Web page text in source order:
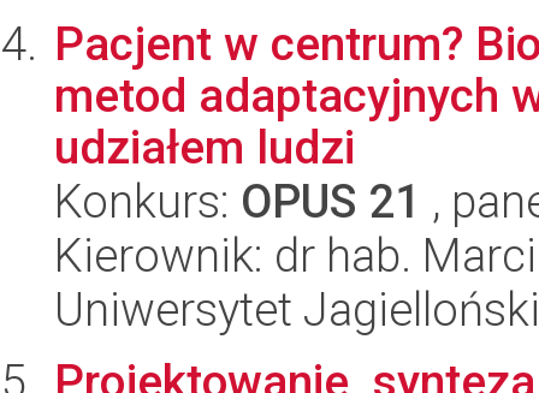
Pacjent w centrum?
metod adaptacyjnych
udziałem ludzi
Konkurs: OPUS 21 ,
Kierownik: dr hab.
Uniwersytet
Projektowanie,